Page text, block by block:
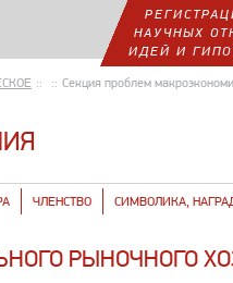
НАУЧНЫХ
ИДЕЙ И
:: :: Секция проблем
ЧЛЕНСТВО СИМВОЛИКА,
РЫНОЧНОГО